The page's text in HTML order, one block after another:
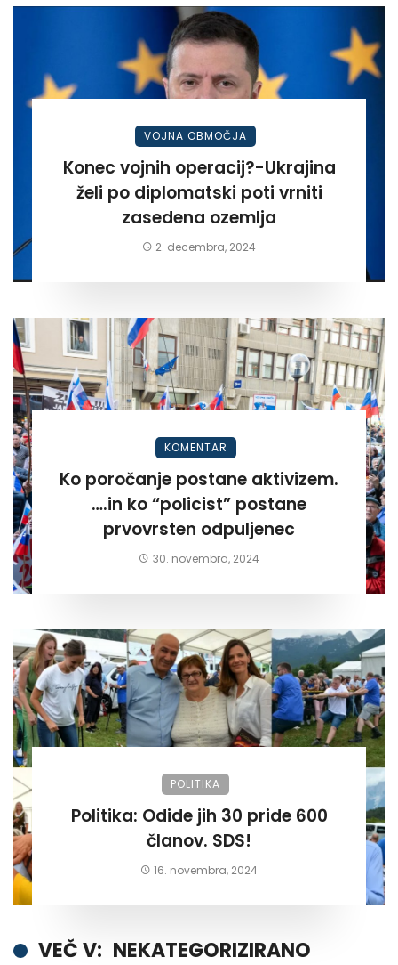
VOJNA OBMOČJA
Konec vojnih operacij?-Ukrajina
želi po diplomatski poti vrniti
zasedena ozemlja
2. decembra, 2024
KOMENTAR
Ko poročanje postane aktivizem.
….in ko “policist” postane
prvovrsten odpuljenec
30. novembra, 2024
POLITIKA
Politika: Odide jih 30 pride 600
članov. SDS!
16. novembra, 2024
VEČ V: NEKATEGORIZIRANO